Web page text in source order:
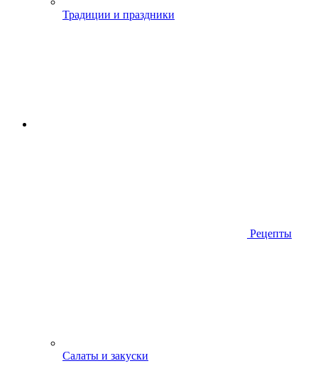
Традиции и праздники
Рецепты
Салаты и закуски